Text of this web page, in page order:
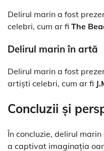
Delirul marin a fost
celebri, cum ar fi The
Delirul marin în artă
Delirul marin a fost
artiști celebri, cum ar fi
Concluzii și
În concluzie, delirul
a captivat imaginația